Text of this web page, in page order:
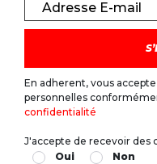
Adresse E-mail
En adherent, vous
personnelles
confidentialité
J'accepte de recevoir des
Oui
Non